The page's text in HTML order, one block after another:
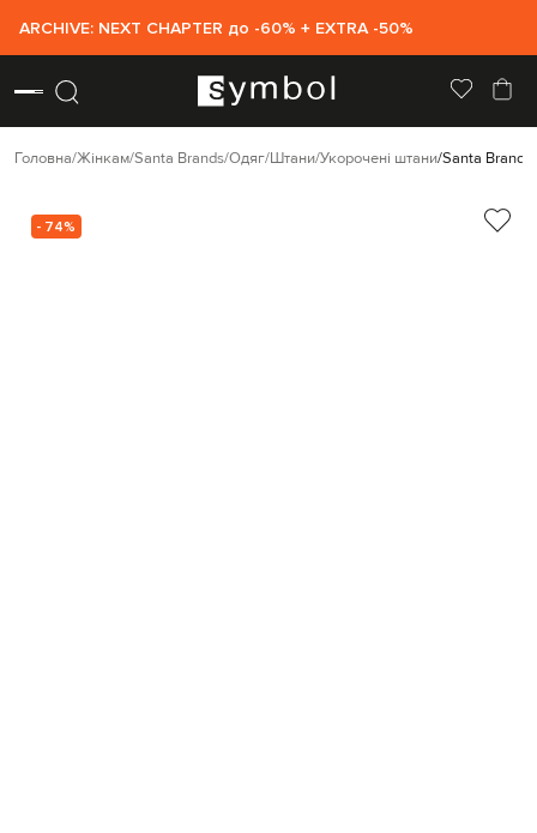
ARCHIVE: NEXT CHAPTER до -60% + EXTRA -50%
Головна Жінкам Santa Brands Одяг Штани Укорочені штани Santa Brands
- 74%